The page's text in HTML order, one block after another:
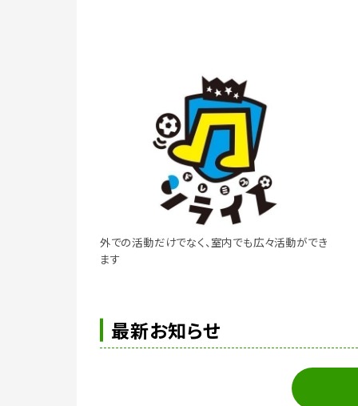
外での活動だけでなく、室内でも広々活動ができ
ます
最新お知らせ